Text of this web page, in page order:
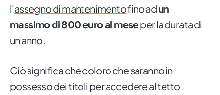
l'assegno di mantenimentofino adun
massimo di 800 euro al meseper la durata di
un anno.
Ciò significa che coloro che saranno in
possesso dei titoli per accedere al tetto